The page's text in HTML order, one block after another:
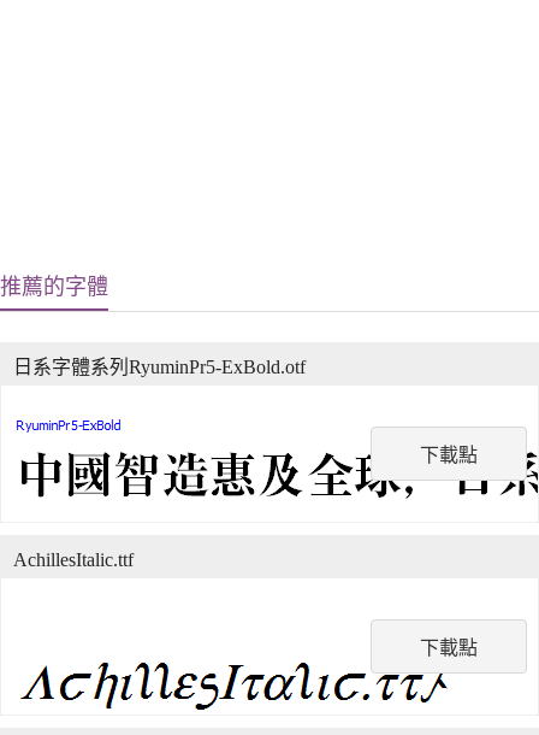
推薦的字體
下載點
日系字體系列RyuminPr5-ExBold.otf
下載點
AchillesItalic.ttf